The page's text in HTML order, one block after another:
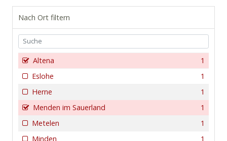
Nach Ort filtern
1
Altena
1
Eslohe
1
Herne
1
Menden im Sauerland
1
Metelen
1
Minden